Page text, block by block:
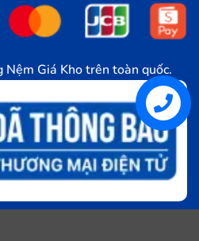
Nệm Giá Kho trên toàn quốc.
Liên hệ